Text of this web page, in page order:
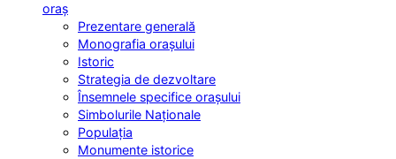
oraș
Prezentare generală
Monografia orașului
Istoric
Strategia de dezvoltare
Însemnele specifice orașului
Simbolurile Naționale
Populația
Monumente istorice